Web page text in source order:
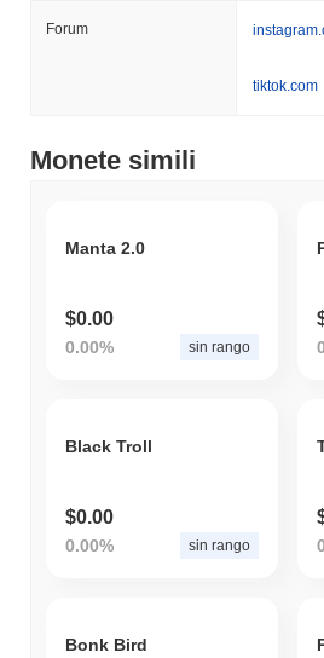
Forum
tiktok.com
Monete simili
Manta 2.0
$0.00
0.00% sin rango
Black Troll
$0.00
0.00% sin rango
Bonk Bird